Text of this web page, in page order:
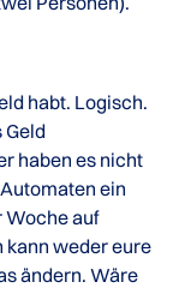
habt. Logisch.
Geld
haben es nicht
ein
Woche auf
kann weder eure
ändern. Wäre